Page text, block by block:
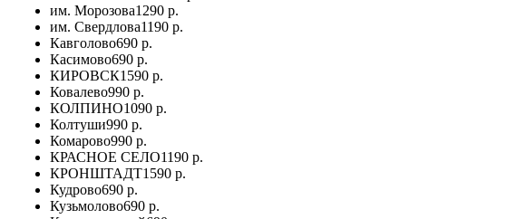
им. Морозова1290 р.
им. Свердлова1190 р.
Кавголово690 р.
Касимово690 р.
КИРОВСК1590 р.
Ковалево990 р.
КОЛПИНО1090 р.
Колтуши990 р.
Комарово990 р.
КРАСНОЕ СЕЛО1190 р.
КРОНШТАДТ1590 р.
Кудрово690 р.
Кузьмолово690 р.